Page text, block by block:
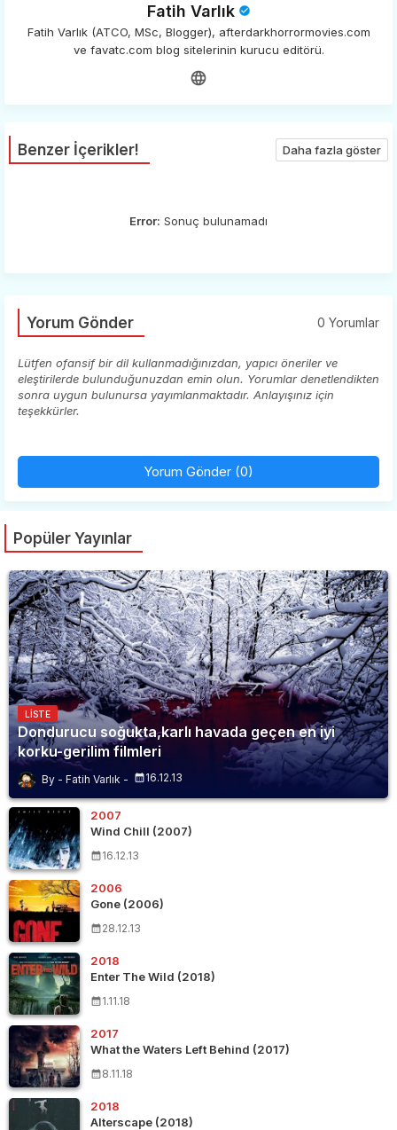
Fatih Varlık
Fatih Varlık (ATCO, MSc, Blogger), afterdarkhorrormovies.com
ve favatc.com blog sitelerinin kurucu editörü.
Benzer İçerikler! Daha fazla göster
Error: Sonuç bulunamadı
Yorum Gönder 0 Yorumlar
Lütfen ofansif bir dil kullanmadığınızdan, yapıcı öneriler ve
eleştirilerde bulunduğunuzdan emin olun. Yorumlar denetlendikten
sonra uygun bulunursa yayımlanmaktadır. Anlayışınız için
teşekkürler.
Yorum Gönder (0)
Popüler Yayınlar
LISTE
Dondurucu soğukta,karlı havada geçen en iyi
korku-gerilim filmleri
Fatih Varlık 16.12.13
2007
Wind Chill (2007)
16.12.13
2006
Gone (2006)
28.12.13
2018
Enter The Wild (2018)
1.11.18
2017
What the Waters Left Behind (2017)
8.11.18
2018
Alterscape (2018)